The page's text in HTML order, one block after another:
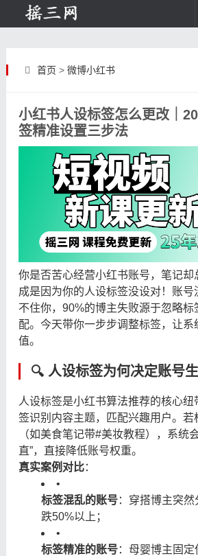
首页 > 微博小红书
小红书人设标签怎么更改｜
签精准设置三步法
你是否苦心经营小红书账号，笔记却
成是因为你的人设标签没设对！账号
不住你，90%的博主失败源于忽略标
配。今天带你一步步调整标签，让系
值。
🔍 人设标签为何决定账号
人设标签是小红书算法推荐的核心
签识别内容主题，匹配兴趣用户。若
（如美食笔记带#美妆教程），系统
直”，直接降低账号权重。
真实案例对比：
•
标签混乱的账号：穿搭博主突然
跌50%以上；
•
标签精准的账号：母婴博主固定